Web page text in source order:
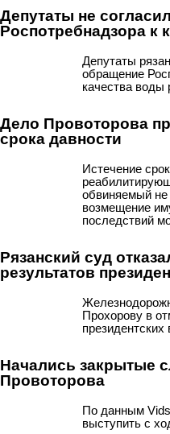
Депутаты не
Роспотребнадзора к
Депутаты
обращение
качества воды
Дело Провоторова
срока давности
Истечение
обвиняемый не
возмещение
последствий
Рязанский суд
результатов
Прохорову в
Начались закрытые
Провоторова
По данным
выступить с